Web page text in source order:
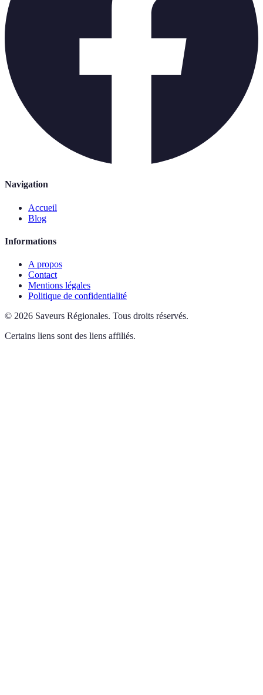
Navigation
Accueil
Blog
Informations
A propos
Contact
Mentions légales
Politique de confidentialité
© 2026 Saveurs Régionales. Tous droits réservés.
Certains liens sont des liens affiliés.